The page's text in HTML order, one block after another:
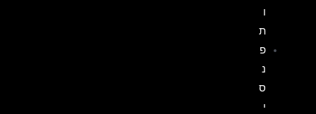
ו
ת
פ
נ
ס
י